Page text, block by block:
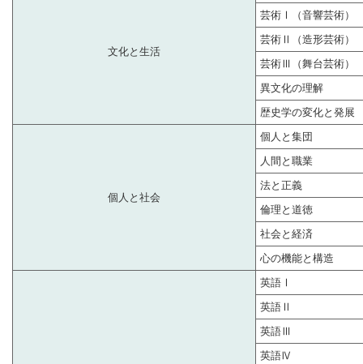
文化と生活
芸術Ⅰ（音響芸術）
芸術Ⅱ（造形芸術）
芸術Ⅲ（舞台芸術）
異文化の理解
歴史学の変化と発展
個人と社会
個人と集団
人間と職業
法と正義
倫理と道徳
社会と経済
心の機能と構造
英語Ⅰ
英語Ⅱ
英語Ⅲ
英語Ⅳ